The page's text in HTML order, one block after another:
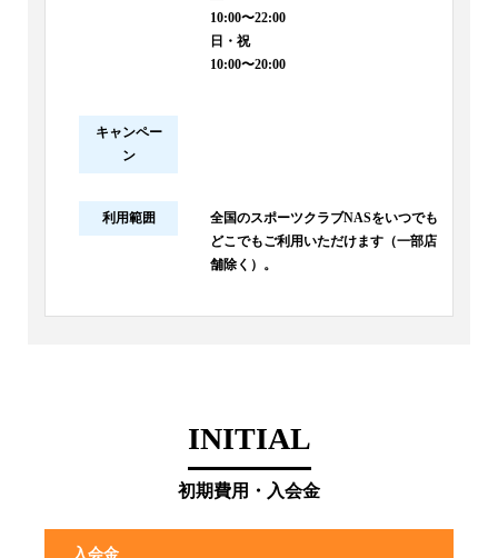
10:00〜22:00
日・祝
10:00〜20:00
キャンペー
ン
利用範囲
全国のスポーツクラブNASをいつでも
どこでもご利用いただけます（一部店
舗除く）。
INITIAL
初期費用・入会金
入会金